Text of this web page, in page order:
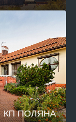
КП ПОЛЯНА